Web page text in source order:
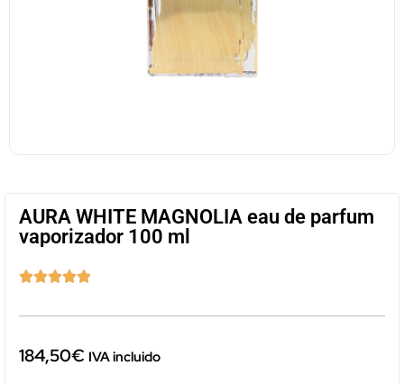
AURA WHITE MAGNOLIA eau de parfum
vaporizador 100 ml

184,50€ IVA incluido